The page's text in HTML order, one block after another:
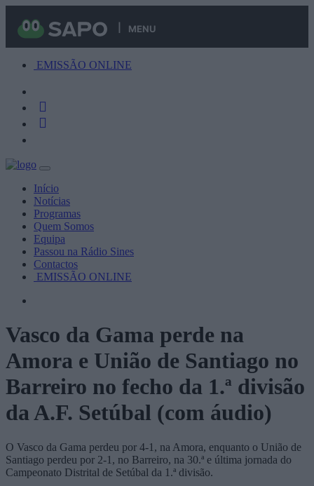
MENU
EMISSÃO ONLINE
Início
Notícias
Programas
Quem Somos
Equipa
Passou na Rádio Sines
Contactos
EMISSÃO ONLINE
Vasco da Gama perde na
Amora e União de Santiago no
Barreiro no fecho da 1.ª divisão
da A.F. Setúbal (com áudio)
O Vasco da Gama perdeu por 4-1, na Amora, enquanto o União de
Santiago perdeu por 2-1, no Barreiro, na 30.ª e última jornada do
Campeonato Distrital de Setúbal da 1.ª divisão.